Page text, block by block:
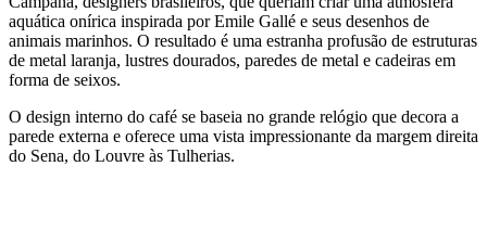
aquática onírica inspirada por Emile Gallé e seus desenhos de
animais marinhos. O resultado é uma estranha profusão de estruturas
de metal laranja, lustres dourados, paredes de metal e cadeiras em
forma de seixos.
O design interno do café se baseia no grande relógio que decora a
parede externa e oferece uma vista impressionante da margem direita
do Sena, do Louvre às Tulherias.